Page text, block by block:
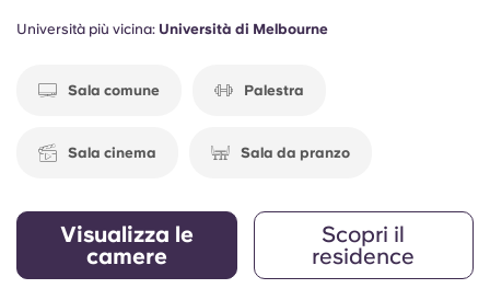
Università più vicina: Università di Melbourne
Sala comune Palestra
Sala cinema Sala da pranzo
Visualizza le
camere
Scopri il
residence